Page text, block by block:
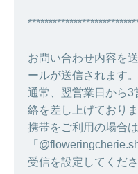
お問い合わせ内容を
ールが送信されます。
通常、翌営業日から3
絡を差し上げておりま
携帯をご利用の場合
「
受信を設定してくださ